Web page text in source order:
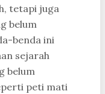
tetapi juga
belum
benda ini
sejarah
belum
peti mati